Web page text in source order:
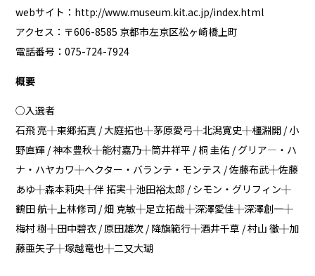
webサイト： http://www.museum.kit.ac.jp/index.html
アクセス：〒606-8585 京都市左京区松ヶ崎橋上町
電話番号：075-724-7924
概要
○入選者
石飛 亮┼東郷拓真 / 大庭拓也┼茅原愛弓┼北潟寛史┼橿淵開 / 小
野直輝 / 神本豊秋┼能村嘉乃┼筒井祥平 / 桐 圭佑 / グリア―・ハ
ナ・ハヤカワ┼ヘクター・バランテ・モンテス / 佐藤布武┼佐藤
あゆ┼森本莉央┼伴 拓実┼池田裕太郎 / シモン・グリフィン┼
鶴田 航┼上林修司 / 畑 克敏┼足立拓哉┼深澤愛佳┼深澤創一┼
梅村 樹┼田中碧衣 / 原田雄次 / 降旗範行┼酒井千草 / 村山 徹┼加
藤亜矢子┼塚越竜也┼二又大瑚